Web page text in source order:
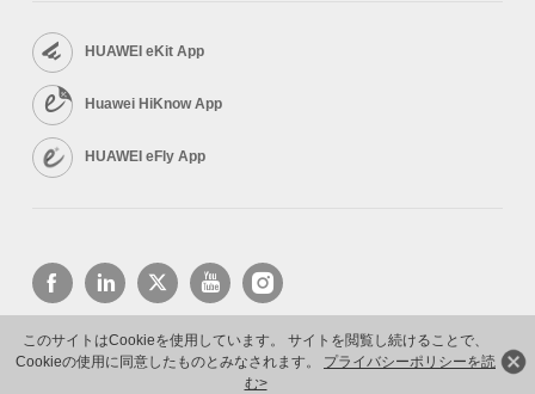
このサイトはCookieを使用しています。 サイトを閲覧し続けることで、
Cookieの使用に同意したものとみなされます。 プライバシーポリシーを読
む>
HUAWEI eKit App
Huawei HiKnow App
HUAWEI eFly App
Copyright © 2026 Huawei Technologies Co., Ltd. All rights reserved.
プライバシーポリシー